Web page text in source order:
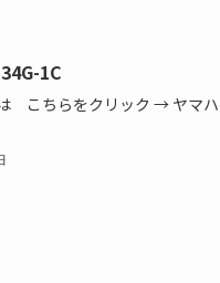
1C
こちらをクリック → ヤマ